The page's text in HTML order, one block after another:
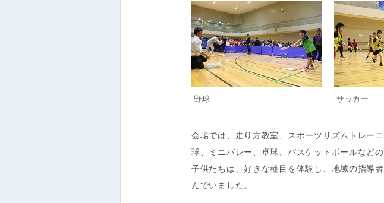
野球 サッカー
会場では、走り方教室、スポーツリズムトレー
球、ミニバレー、卓球、バスケットボールなど
子供たちは、好きな種目を体験し、地域の指導
んでいました。